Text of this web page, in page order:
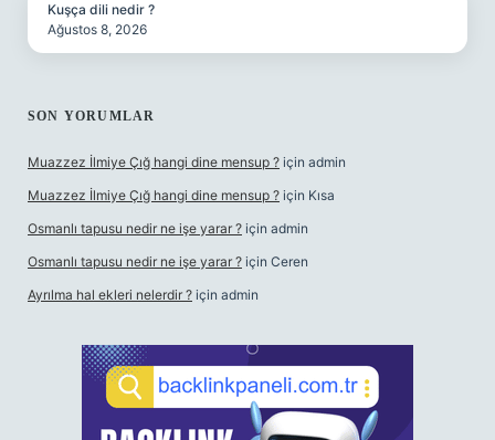
Kuşça dili nedir ?
Ağustos 8, 2026
SON YORUMLAR
Muazzez İlmiye Çığ hangi dine mensup ? için admin
Muazzez İlmiye Çığ hangi dine mensup ? için Kısa
Osmanlı tapusu nedir ne işe yarar ? için admin
Osmanlı tapusu nedir ne işe yarar ? için Ceren
Ayrılma hal ekleri nelerdir ? için admin